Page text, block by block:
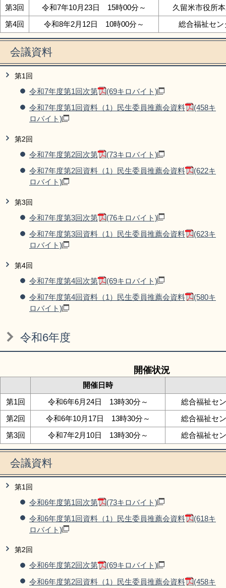
第3回
令和7年10月23日 15時00分～
久留米市役所
第4回
令和8年2月12日 10時00分～ 総合福祉セ
会議資料
第1回
令和7年度第1回次第 (69キロバイト)
令和7年度第1回資料（1）民生委員推薦会資料
(458キ
ロバイト)
第2回
令和7年度第2回次第 (73キロバイト)
令和7年度第2回資料（1）民生委員推薦会資料
(622キ
ロバイト)
第3回
令和7年度第3回次第 (76キロバイト)
令和7年度第3回資料（1）民生委員推薦会資料
(623キ
ロバイト)
第4回
令和7年度第4回次第 (69キロバイト)
令和7年度第4回資料（1）民生委員推薦会資料
(580キ
ロバイト)
令和6年度
開催状況
開催日時
第1回
令和6年6月24日 13時30分～
総合福祉セ
第2回
令和6年10月17日 13時30分～
総合福祉セ
第3回
令和7年2月10日 13時30分～ 総合福祉セ
会議資料
第1回
令和6年度第1回次第 (73キロバイト)
令和6年度第1回資料（1）民生委員推薦会資料
(618キ
ロバイト)
第2回
令和6年度第2回次第 (69キロバイト)
令和6年度第2回資料（1）民生委員推薦会資料
(458キ